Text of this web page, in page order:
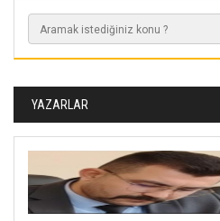
YAZARLAR